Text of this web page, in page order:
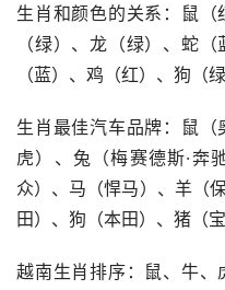
生肖和颜色的关系：鼠
（绿）、龙（绿）、蛇
（蓝）、鸡（红）、狗（
生肖最佳汽车品牌：鼠
虎）、兔（梅赛德斯·奔
众）、马（悍马）、羊（
田）、狗（本田）、猪（宝
越南生肖排序：鼠、牛、